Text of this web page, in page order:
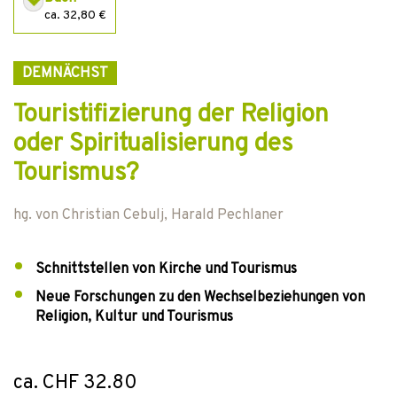
ca. 32,80 €
DEMNÄCHST
Touristifizierung der Religion
oder Spiritualisierung des
Tourismus?
hg. von Christian Cebulj, Harald Pechlaner
Schnittstellen von Kirche und Tourismus
Neue Forschungen zu den Wechselbeziehungen von
Religion, Kultur und Tourismus
ca. CHF 32.80